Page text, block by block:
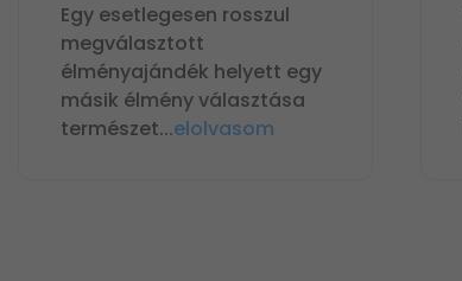
Egy esetlegesen rosszul
megválasztott
élményajándék helyett egy
másik élmény választása
természet...elolvasom